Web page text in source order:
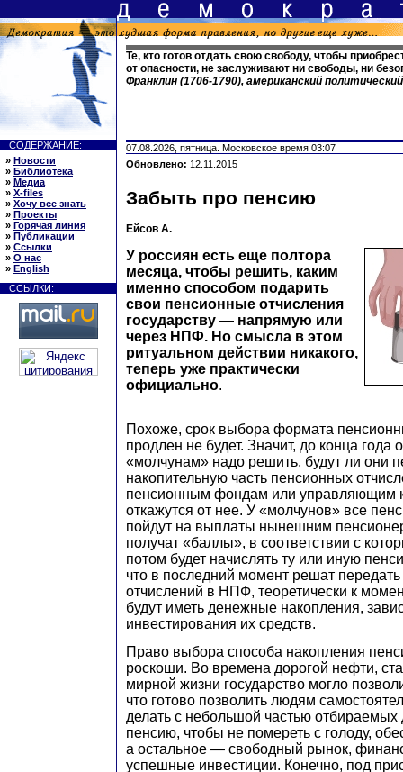
Те, кто готов отдать свою свободу, чтобы
от опасности, не заслуживают ни свободы, ни
Франклин (1706-1790), американский
СОДЕРЖАНИЕ:
» Новости
» Библиотека
» Медиа
» X-files
» Хочу все знать
» Проекты
» Горячая линия
» Публикации
» Ссылки
» О нас
» English
ССЫЛКИ:
07.08.2026, пятница. Московское время 03:07
Обновлено: 12.11.2015
Забыть про пенсию
Ейсов А.
У россиян есть еще полтора
месяца, чтобы решить, каким
именно способом подарить
свои пенсионные отчисления
государству — напрямую или
через НПФ. Но смысла в этом
ритуальном действии никакого,
теперь уже практически
официально.
Похоже, срок выбора формата
продлен не будет. Значит, до конца года
«молчунам» надо решить, будут ли они
накопительную часть пенсионных
пенсионным фондам или управляющим
откажутся от нее. У «молчунов» все
пойдут на выплаты нынешним
получат «баллы», в соответствии с
потом будет начислять ту или иную
что в последний момент решат передать
отчислений в НПФ, теоретически к
будут иметь денежные накопления,
инвестирования их средств.
Право выбора способа накопления
роскоши. Во времена дорогой нефти,
мирной жизни государство могло
что готово позволить людям
делать с небольшой частью отбираемых
пенсию, чтобы не помереть с голоду,
а остальное — свободный рынок,
успешные инвестиции. Конечно, под